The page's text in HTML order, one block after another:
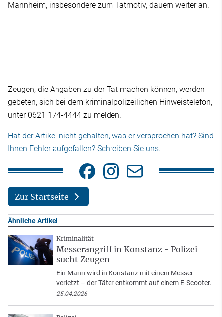
Mannheim, insbesondere zum Tatmotiv, dauern weiter an.
Zeugen, die Angaben zu der Tat machen können, werden
gebeten, sich bei dem kriminalpolizeilichen Hinweistelefon,
unter 0621 174-4444 zu melden.
Hat der Artikel nicht gehalten, was er versprochen hat? Sind
Ihnen Fehler aufgefallen? Schreiben Sie uns.
Zur Startseite
Ähnliche Artikel
Kriminalität
Messerangriff in Konstanz - Polizei
sucht Zeugen
Ein Mann wird in Konstanz mit einem Messer
verletzt – der Täter entkommt auf einem E-Scooter.
25.04.2026